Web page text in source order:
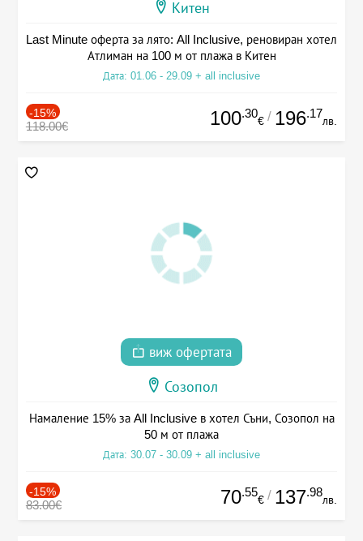
Китен
Last Minute оферта за лято: All Inclusive, реновиран хотел
Атлиман на 100 м от плажа в Китен
Дата: 01.06 - 29.09 + all inclusive
-15%
118.00€ 100.30
€ / 196.17
лв.
виж офертата
Созопол
Намаление 15% за All Inclusive в хотел Съни, Созопол на
50 м от плажа
Дата: 30.07 - 30.09 + all inclusive
-15%
83.00€ 70.55
€ / 137.98
лв.